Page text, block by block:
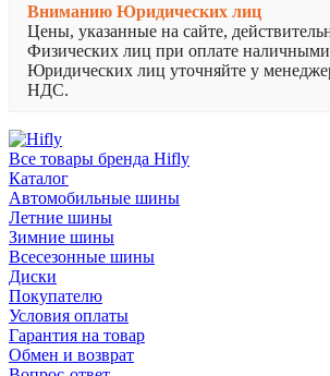
Вниманию Юридических лиц
Цены, указанные на сайте,
Физических лиц при оплате
Юридических лиц уточняйте у
НДС.
Все товары бренда Hifly
Каталог
Автомобильные шины
Летние шины
Зимние шины
Всесезонные шины
Диски
Покупателю
Условия оплаты
Гарантия на товар
Обмен и возврат